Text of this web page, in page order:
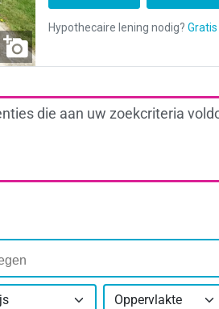
die aan uw zoekcriteria
Oppervlakte